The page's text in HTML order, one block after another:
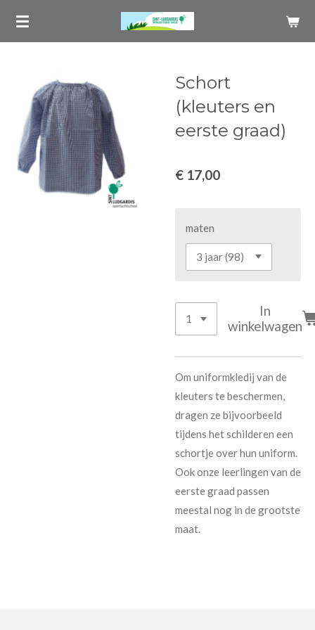
Ga
hoofdinhoud
Schort
(kleuters en
eerste graad)
€ 17,00
maten
In
winkelwagen
Om uniformkledij van de
kleuters te beschermen,
dragen ze bijvoorbeeld
tijdens het schilderen een
schortje over hun uniform.
Ook onze leerlingen van de
eerste graad passen
meestal nog in de grootste
maat.